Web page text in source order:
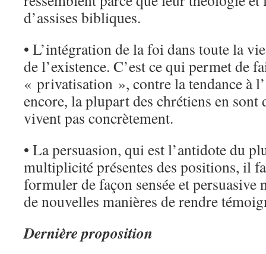
d’assises bibliques.
• L’intégration de la foi dans toute la
de l’existence. C’est ce qui permet de
« privatisation », contre la tendance à
encore, la plupart des chrétiens en sont
vivent pas concrètement.
• La persuasion, qui est l’antidote du
multiplicité présentes des positions, il
formuler de façon sensée et persuasive
de nouvelles manières de rendre
Dernière proposition